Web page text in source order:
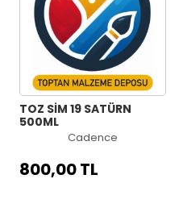
TOZ SİM 19 SATÜRN
500ML
Cadence
800,00 TL